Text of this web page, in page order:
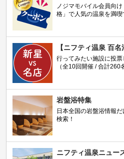
ノジマモバイル会員向
格」で人気の温泉を満喫
【ニフティ温泉 百名
行ってみたい施設に投票
（全10回開催 / 合計260
岩盤浴特集
日本全国の岩盤浴情報
検索！
ニフティ温泉ニュー